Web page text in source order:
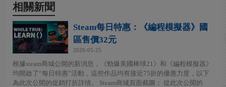
相關新聞
Steam每日特惠：《編程模擬器》國
區售價32元
2020-05-25
根據steam商城公開的新消息，《勁爆美國棒球21》和《編程模擬器》
均開啟了“每日特惠”活動，這些作品均有接近75折的優惠力度，以下
為此次公開的促銷打折詳情。 Steam商城頁面截圖： 從此次公開的